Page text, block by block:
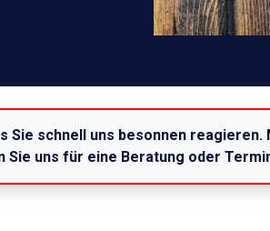
schnell uns besonnen
uns für eine Beratung oder